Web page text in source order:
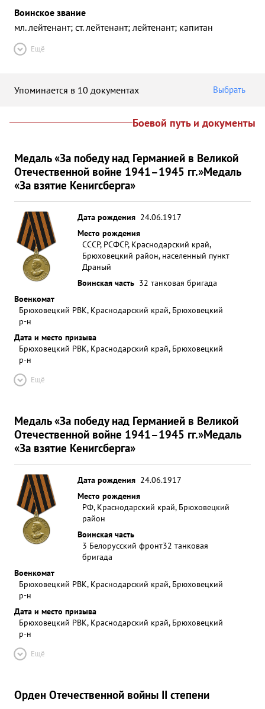
Воинское звание
мл. лейтенант; ст. лейтенант; лейтенант; капитан
Ещё
Упоминается в 10 документах Выбрать
Боевой путь и документы
Медаль «За победу над Германией в Великой
Отечественной войне 1941–1945 гг.»Медаль
«За взятие Кенигсберга»
Дата рождения 24.06.1917
Место рождения
СССР, РСФСР, Краснодарский край,
Брюховецкий район, населенный пункт
Драный
Воинская часть 32 танковая бригада
Военкомат
Брюховецкий РВК, Краснодарский край, Брюховецкий
р-н
Дата и место призыва
Брюховецкий РВК, Краснодарский край, Брюховецкий
р-н
Ещё
Медаль «За победу над Германией в Великой
Отечественной войне 1941–1945 гг.»Медаль
«За взятие Кенигсберга»
Дата рождения 24.06.1917
Место рождения
РФ, Краснодарский край, Брюховецкий
район
Воинская часть
3 Белорусский фронт32 танковая
бригада
Военкомат
Брюховецкий РВК, Краснодарский край, Брюховецкий
р-н
Дата и место призыва
Брюховецкий РВК, Краснодарский край, Брюховецкий
р-н
Ещё
Орден Отечественной войны II степени